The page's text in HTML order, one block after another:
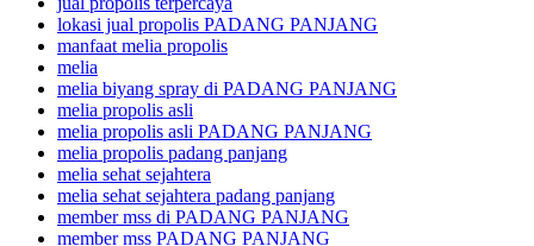
lokasi jual propolis PADANG PANJANG
manfaat melia propolis
melia
melia biyang spray di PADANG PANJANG
melia propolis asli
melia propolis asli PADANG PANJANG
melia propolis padang panjang
melia sehat sejahtera
melia sehat sejahtera padang panjang
member mss di PADANG PANJANG
member mss PADANG PANJANG